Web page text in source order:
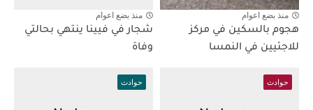
منذ بضع اعوام
هجوم بالسكين في مركز
للاجئيين في النمسا
منذ بضع اعوام
شجار في فيينا ينتهي بحالتي
وفاة
حوادث حوادث